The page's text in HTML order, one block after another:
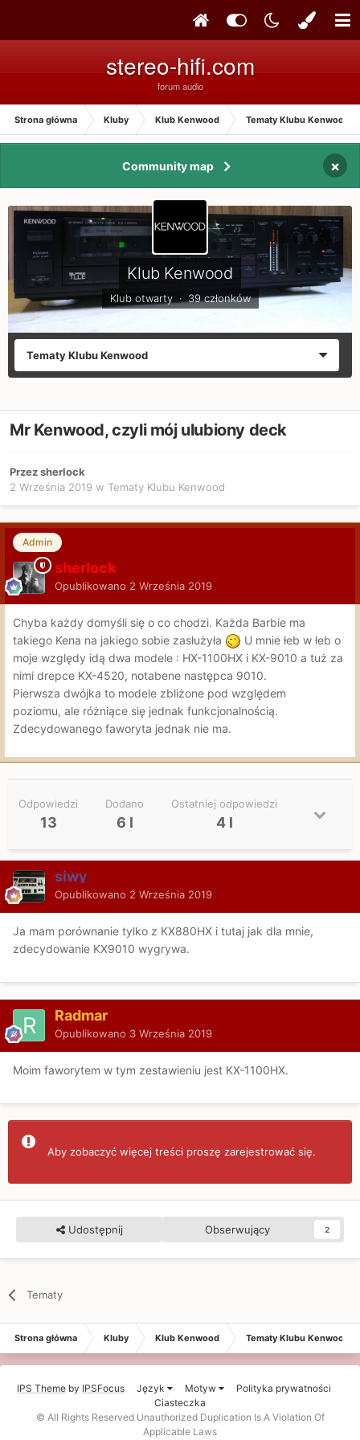
stereo-hifi.com
forum audio
Strona główna Kluby Klub Kenwood Tematy Klubu Kenwood
Community map ×
Klub Kenwood
Klub otwarty · 39 członków
Tematy Klubu Kenwood
Mr Kenwood, czyli mój ulubiony deck
Przez sherlock
2 Września 2019 w Tematy Klubu Kenwood
Admin
sherlock
Opublikowano 2 Września 2019
Chyba każdy domyśli się o co chodzi. Każda Barbie ma
takiego Kena na jakiego sobie zasłużyła
U mnie łeb w łeb o
moje względy idą dwa modele : HX-1100HX i KX-9010 a tuż za
nimi drepce KX-4520, notabene następca 9010.
Pierwsza dwójka to modele zbliżone pod względem
poziomu, ale różniące się jednak funkcjonalnością.
Zdecydowanego faworyta jednak nie ma.
Odpowiedzi
13
Dodano
6 l
Ostatniej odpowiedzi
4 l
siwy
Opublikowano 2 Września 2019
Ja mam porównanie tylko z KX880HX i tutaj jak dla mnie,
zdecydowanie KX9010 wygrywa.
Radmar
Opublikowano 3 Września 2019
Moim faworytem w tym zestawieniu jest KX-1100HX.
Aby zobaczyć więcej treści proszę zarejestrować się.
Udostępnij Obserwujący 2
Tematy
Strona główna Kluby Klub Kenwood Tematy Klubu Kenwood
IPS Theme by IPSFocus Język Motyw
Polityka prywatności
Ciasteczka
© All Rights Reserved Unauthorized Duplication Is A Violation Of
Applicable Laws